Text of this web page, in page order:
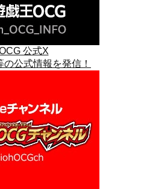
公式X
公式情報を発信！